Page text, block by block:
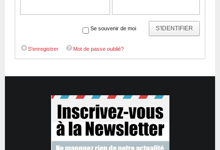
S'IDENTIFIER
Se souvenir de moi
S'enregistrer Mot de passe oublié?